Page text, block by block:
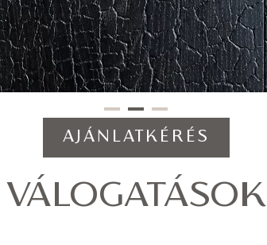
AJÁNLATKÉRÉS
VÁLOGATÁSOK